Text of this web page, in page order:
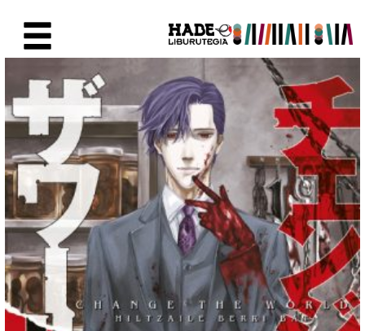
Eskuratu berriak Fitxa -